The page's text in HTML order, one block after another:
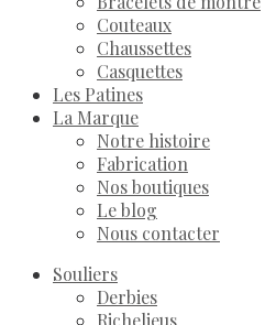
Couteaux
Chaussettes
Casquettes
Les Patines
La Marque
Notre histoire
Fabrication
Nos boutiques
Le blog
Nous contacter
Souliers
Derbies
Richelieus